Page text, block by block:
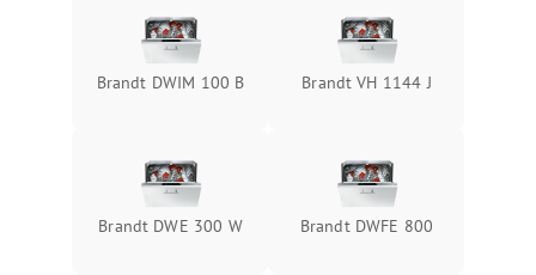
Brandt DWIM 100 B Brandt VH 1144 J
Brandt DWE 300 W Brandt DWFE 800